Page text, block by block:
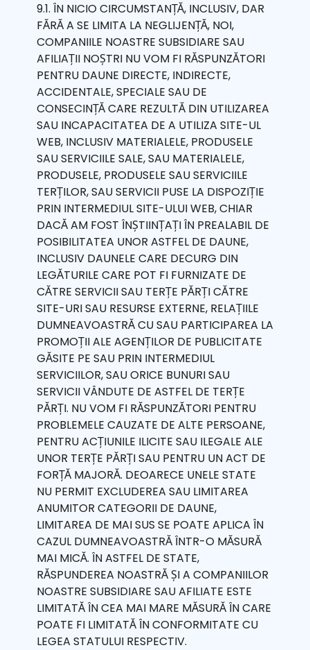
9.1. ÎN NICIO CIRCUMSTANȚĂ, INCLUSIV, DAR
FĂRĂ A SE LIMITA LA NEGLIJENȚĂ, NOI,
COMPANIILE NOASTRE SUBSIDIARE SAU
AFILIAȚII NOȘTRI NU VOM FI RĂSPUNZĂTORI
PENTRU DAUNE DIRECTE, INDIRECTE,
ACCIDENTALE, SPECIALE SAU DE
CONSECINȚĂ CARE REZULTĂ DIN UTILIZAREA
SAU INCAPACITATEA DE A UTILIZA SITE-UL
WEB, INCLUSIV MATERIALELE, PRODUSELE
SAU SERVICIILE SALE, SAU MATERIALELE,
PRODUSELE, PRODUSELE SAU SERVICIILE
TERȚILOR, SAU SERVICII PUSE LA DISPOZIȚIE
PRIN INTERMEDIUL SITE-ULUI WEB, CHIAR
DACĂ AM FOST ÎNȘTIINȚAȚI ÎN PREALABIL DE
POSIBILITATEA UNOR ASTFEL DE DAUNE,
INCLUSIV DAUNELE CARE DECURG DIN
LEGĂTURILE CARE POT FI FURNIZATE DE
CĂTRE SERVICII SAU TERȚE PĂRȚI CĂTRE
SITE-URI SAU RESURSE EXTERNE, RELAȚIILE
DUMNEAVOASTRĂ CU SAU PARTICIPAREA LA
PROMOȚII ALE AGENȚILOR DE PUBLICITATE
GĂSITE PE SAU PRIN INTERMEDIUL
SERVICIILOR, SAU ORICE BUNURI SAU
SERVICII VÂNDUTE DE ASTFEL DE TERȚE
PĂRȚI. NU VOM FI RĂSPUNZĂTORI PENTRU
PROBLEMELE CAUZATE DE ALTE PERSOANE,
PENTRU ACȚIUNILE ILICITE SAU ILEGALE ALE
UNOR TERȚE PĂRȚI SAU PENTRU UN ACT DE
FORȚĂ MAJORĂ. DEOARECE UNELE STATE
NU PERMIT EXCLUDEREA SAU LIMITAREA
ANUMITOR CATEGORII DE DAUNE,
LIMITAREA DE MAI SUS SE POATE APLICA ÎN
CAZUL DUMNEAVOASTRĂ ÎNTR-O MĂSURĂ
MAI MICĂ. ÎN ASTFEL DE STATE,
RĂSPUNDEREA NOASTRĂ ȘI A COMPANIILOR
NOASTRE SUBSIDIARE SAU AFILIATE ESTE
LIMITATĂ ÎN CEA MAI MARE MĂSURĂ ÎN CARE
POATE FI LIMITATĂ ÎN CONFORMITATE CU
LEGEA STATULUI RESPECTIV.